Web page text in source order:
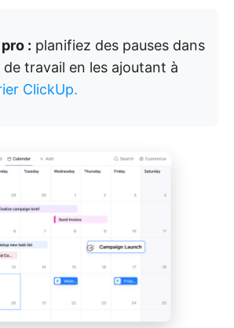
: planifiez des pauses dans
travail en les ajoutant à
ClickUp.